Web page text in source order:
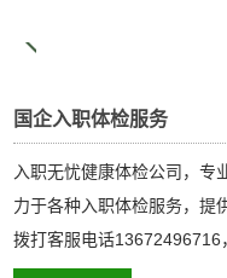
国企入职体检服务
入职无忧健康体检公司，专
力于各种入职体检服务，提
拨打客服电话